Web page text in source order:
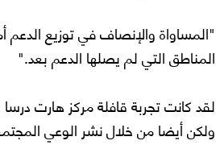
"المساواة والإنصاف في توزيع
المناطق التي لم يصلها الدعم بعد."
لقد كانت تجربة قافلة مركز هارت درسا
ولكن أيضا من خلال نشر الوعي